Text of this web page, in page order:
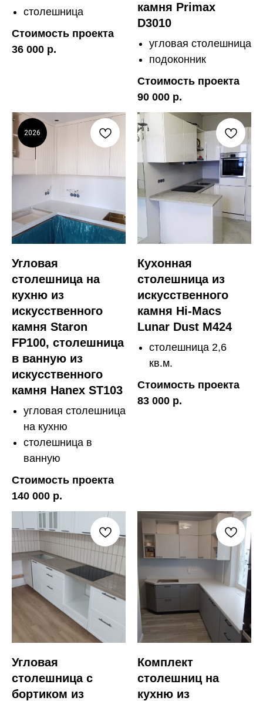
столешница
Стоимость проекта
36 000 р.
камня Primax
D3010
угловая столешница
подоконник
Стоимость проекта
90 000 р.
2026
Угловая
столешница на
кухню из
искусственного
камня Staron
FP100, столешница
в ванную из
искусственного
камня Hanex ST103
угловая столешница
на кухню
столешница в
ванную
Стоимость проекта
140 000 р.
Кухонная
столешница из
искусственного
камня Hi-Macs
Lunar Dust M424
столешница 2,6
кв.м.
Стоимость проекта
83 000 р.
Угловая
столешница с
бортиком из
Комплект
столешниц на
кухню из